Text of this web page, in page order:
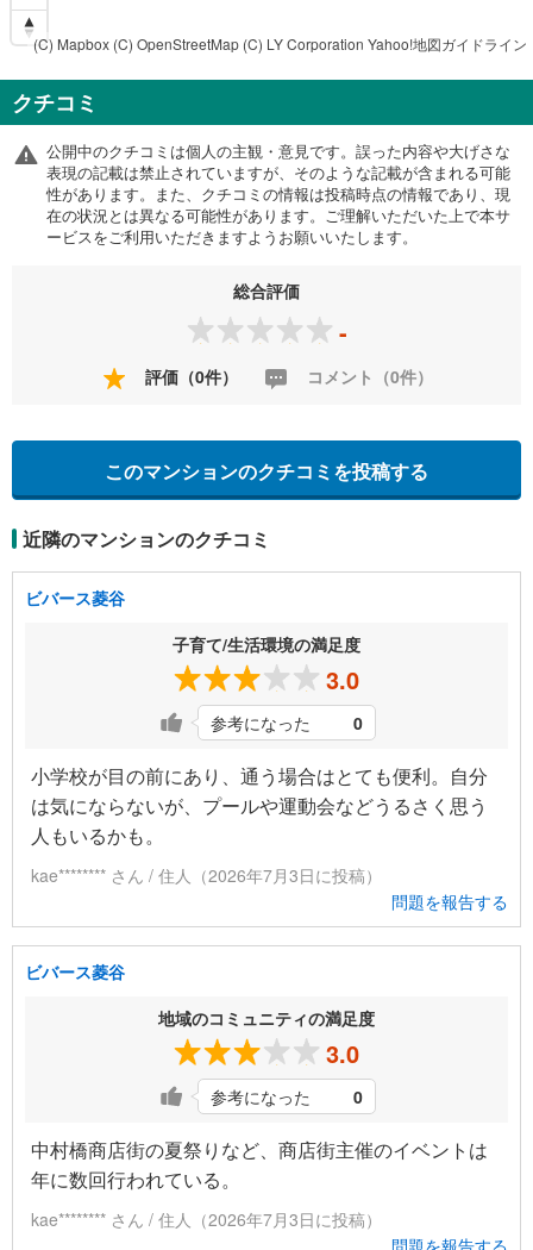
(C) Mapbox (C) OpenStreetMap (C) LY Corporation Yahoo!地図ガイドライン
クチコミ
公開中のクチコミは個人の主観・意見です。誤った内容や大げさな
表現の記載は禁止されていますが、そのような記載が含まれる可能
性があります。また、クチコミの情報は投稿時点の情報であり、現
在の状況とは異なる可能性があります。ご理解いただいた上で本サ
ービスをご利用いただきますようお願いいたします。
総合評価
-
評価（0件） コメント（0件）
このマンションのクチコミを投稿する
近隣のマンションのクチコミ
ビバース菱谷
子育て/生活環境の満足度
3.0
参考になった 0
小学校が目の前にあり、通う場合はとても便利。自分
は気にならないが、プールや運動会などうるさく思う
人もいるかも。
kae******** さん / 住人（2026年7月3日に投稿）
問題を報告する
ビバース菱谷
地域のコミュニティの満足度
3.0
参考になった 0
中村橋商店街の夏祭りなど、商店街主催のイベントは
年に数回行われている。
kae******** さん / 住人（2026年7月3日に投稿）